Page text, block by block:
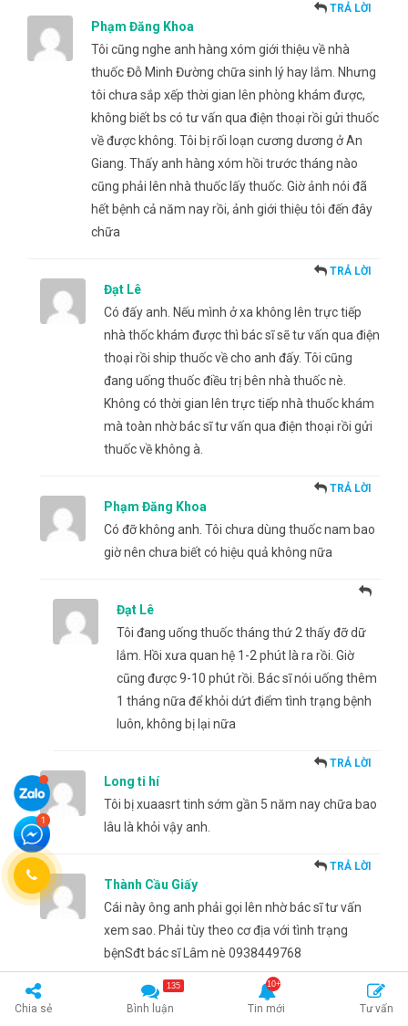
Phạm Đăng Khoa
TRẢ LỜI
Tôi cũng nghe anh hàng xóm giới thiệu về nhà
thuốc Đỗ Minh Đường chữa sinh lý hay lắm. Nhưng
tôi chưa sắp xếp thời gian lên phòng khám được,
không biết bs có tư vấn qua điện thoại rồi gửi thuốc
về được không. Tôi bị rối loạn cương dương ở An
Giang. Thấy anh hàng xóm hồi trước tháng nào
cũng phải lên nhà thuốc lấy thuốc. Giờ ảnh nói đã
hết bệnh cả năm nay rồi, ảnh giới thiệu tôi đến đây
chữa
Đạt Lê
TRẢ LỜI
Có đấy anh. Nếu mình ở xa không lên trực tiếp
nhà thốc khám được thì bác sĩ sẽ tư vấn qua điện
thoại rồi ship thuốc về cho anh đấy. Tôi cũng
đang uống thuốc điều trị bên nhà thuốc nè.
Không có thời gian lên trực tiếp nhà thuốc khám
mà toàn nhờ bác sĩ tư vấn qua điện thoại rồi gửi
thuốc về không à.
Phạm Đăng Khoa
TRẢ LỜI
Có đỡ không anh. Tôi chưa dùng thuốc nam bao
giờ nên chưa biết có hiệu quả không nữa
Đạt Lê
Tôi đang uống thuốc tháng thứ 2 thấy đỡ dữ
lắm. Hồi xưa quan hệ 1-2 phút là ra rồi. Giờ
cũng được 9-10 phút rồi. Bác sĩ nói uống thêm
1 tháng nữa để khỏi dứt điểm tình trạng bệnh
luôn, không bị lại nữa
Long ti hí
TRẢ LỜI
Tôi bị xuaasrt tinh sớm gần 5 năm nay chữa bao
lâu là khỏi vậy anh.
Thành Cầu Giấy
TRẢ LỜI
Cái này ông anh phải gọi lên nhờ bác sĩ tư vấn
xem sao. Phải tùy theo cơ địa với tình trạng
bệnSđt bác sĩ Lâm nè 0938449768
juan le
Chia sẻ Bình luận
135
Tin mới Tư vấn